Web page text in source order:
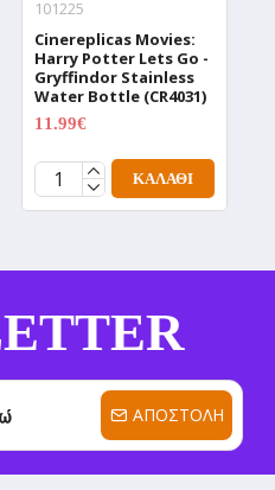
101225
Cinereplicas Movies:
Harry Potter Lets Go -
Gryffindor Stainless
Water Bottle (CR4031)
11.99€
ΚΑΛΆΘΙ
ΑΠΟΣΤΟΛΉ